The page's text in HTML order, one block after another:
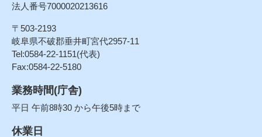
法人番号7000020213616
〒503-2193
岐阜県不破郡垂井町宮代2957-11
Tel:0584-22-1151(代表)
Fax:0584-22-5180
業務時間(庁舎)
平日 午前8時30 から午後5時まで
休業日